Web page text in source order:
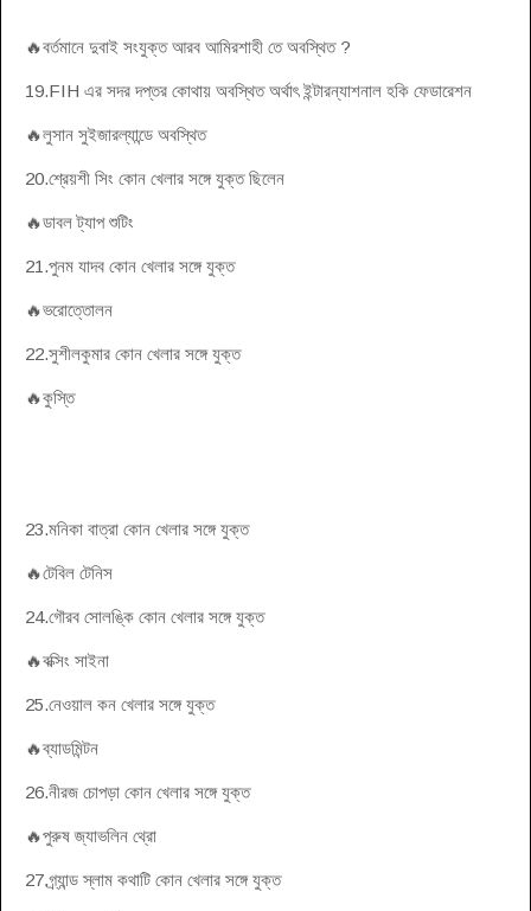
🔥বর্তমানে দুবাই সংযুক্ত আরব আমিরশাহী তে অবস্থিত ?
19.FIH এর সদর দপ্তর কোথায় অবস্থিত অর্থাৎ ইন্টারন্যাশনাল হকি ফেডারেশন
🔥লুসান সুইজারল্যান্ডে অবস্থিত
20.শ্রেয়শী সিং কোন খেলার সঙ্গে যুক্ত ছিলেন
🔥ডাবল ট্যাপ শুটিং
21.পুনম যাদব কোন খেলার সঙ্গে যুক্ত
🔥ভরোত্তোলন
22.সুশীলকুমার কোন খেলার সঙ্গে যুক্ত
🔥কুস্তি
23.মনিকা বাত্রা কোন খেলার সঙ্গে যুক্ত
🔥টেবিল টেনিস
24.গৌরব সোলঙ্কি কোন খেলার সঙ্গে যুক্ত
🔥বক্সিং সাইনা
25.নেওয়াল কন খেলার সঙ্গে যুক্ত
🔥ব্যাডমিন্টন
26.নীরজ চোপড়া কোন খেলার সঙ্গে যুক্ত
🔥পুরুষ জ্যাভলিন থ্রো
27.গ্র্যান্ড স্লাম কথাটি কোন খেলার সঙ্গে যুক্ত